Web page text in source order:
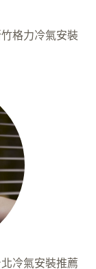
格力冷氣安裝
冷氣安裝推薦